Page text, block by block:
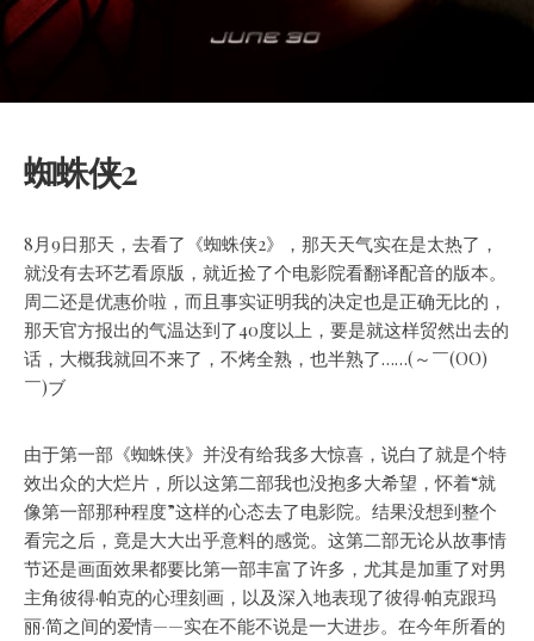
蜘蛛侠2
8月9日那天，去看了《蜘蛛侠2》，那天天气实在是太热了，
就没有去环艺看原版，就近捡了个电影院看翻译配音的版本。
周二还是优惠价啦，而且事实证明我的决定也是正确无比的，
那天官方报出的气温达到了40度以上，要是就这样贸然出去的
话，大概我就回不来了，不烤全熟，也半熟了……(～￣(OO)
￣)ブ
由于第一部《蜘蛛侠》并没有给我多大惊喜，说白了就是个特
效出众的大烂片，所以这第二部我也没抱多大希望，怀着“就
像第一部那种程度”这样的心态去了电影院。结果没想到整个
看完之后，竟是大大出乎意料的感觉。这第二部无论从故事情
节还是画面效果都要比第一部丰富了许多，尤其是加重了对男
主角彼得·帕克的心理刻画，以及深入地表现了彼得·帕克跟玛
丽·简之间的爱情——实在不能不说是一大进步。在今年所看的